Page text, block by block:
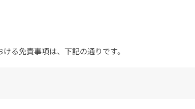
る免責事項は、下記の通りです。